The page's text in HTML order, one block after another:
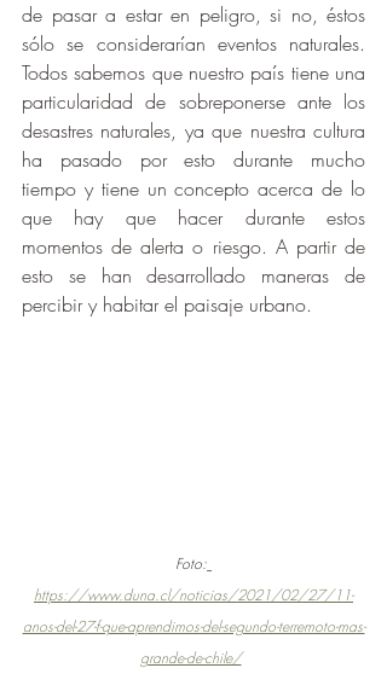
de pasar a estar en peligro, si no, éstos
sólo se considerarían eventos naturales.
Todos sabemos que nuestro país tiene una
particularidad de sobreponerse ante los
desastres naturales, ya que nuestra cultura
ha pasado por esto durante mucho
tiempo y tiene un concepto acerca de lo
que hay que hacer durante estos
momentos de alerta o riesgo. A partir de
esto se han desarrollado maneras de
percibir y habitar el paisaje urbano.
Foto:
https://www.duna.cl/noticias/2021/02/27/11-
anos-del-27-f-que-aprendimos-del-segundo-terremoto-mas-
grande-de-chile/